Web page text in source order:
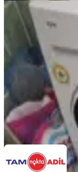
SİTE İÇİ
2+1
TAM NOKTA ADİL
Ara